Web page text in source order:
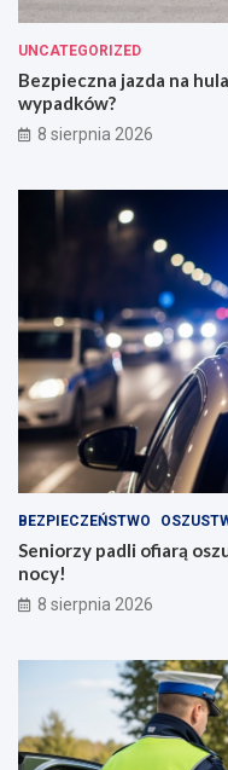
UNCATEGORIZED
Bezpieczna jazda na
wypadków?
8 sierpnia 2026
BEZPIECZEŃSTWO
Seniorzy padli ofiarą
nocy!
8 sierpnia 2026